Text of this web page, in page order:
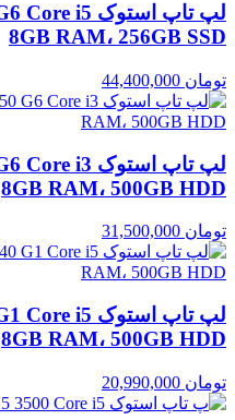
8GB RAM، 256GB SSD
تومان
8GB RAM، 500GB HDD
تومان
8GB RAM، 500GB HDD
تومان